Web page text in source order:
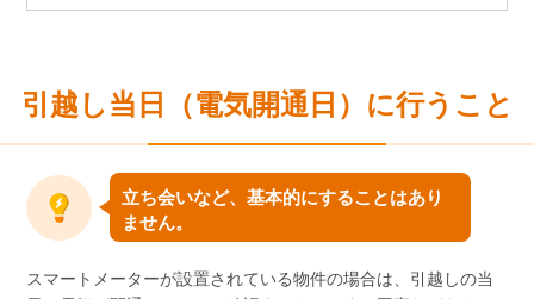
引越し当日（電気開通日）に行うこと
立ち会いなど、基本的にすることはあり
ません。
スマートメーターが設置されている物件の場合は、引越しの当